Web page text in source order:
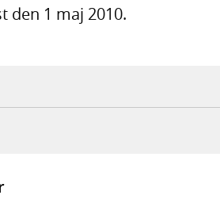
den 1 maj 2010.
webbplats,
e-postklient,